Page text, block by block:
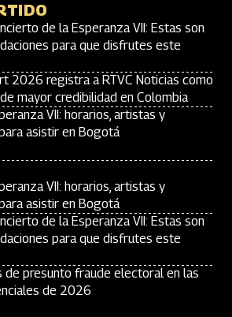
de la Esperanza VII: Estas son
para que disfrutes este
2026 registra a RTVC Noticias como
mayor credibilidad en Colombia
VII: horarios, artistas y
asistir en Bogotá
VII: horarios, artistas y
asistir en Bogotá
de la Esperanza VII: Estas son
para que disfrutes este
de presunto fraude electoral en las
de 2026